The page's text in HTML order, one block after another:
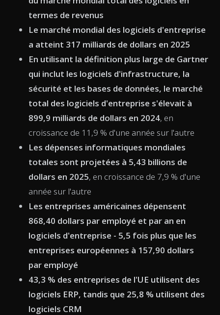
termes de revenus
Le marché mondial des logiciels d'entreprise
a atteint 317 milliards de dollars en 2025
En utilisant la définition plus large de Gartner
qui inclut les logiciels d'infrastructure, la
sécurité et les bases de données, le marché
total des logiciels d'entreprise s'élevait à
899,9 milliards de dollars en 2024, en
croissance de 11,9 % d'une année sur l'autre
Les dépenses informatiques mondiales
totales sont projetées à 5,43 billions de
dollars en 2025, en croissance de 7,9 % d'une
année sur l'autre
Les entreprises américaines dépensent
868,40 dollars par employé et par an en
logiciels d'entreprise - 5,5 fois plus que les
entreprises européennes à 157,90 dollars
par employé
43,3 % des entreprises de l'UE utilisent des
logiciels ERP, tandis que 25,8 % utilisent des
logiciels CRM